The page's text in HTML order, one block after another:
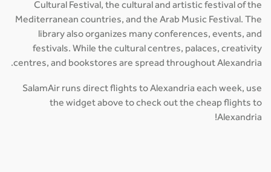
Cultural Festival, the cultural and artistic festival of the
Mediterranean countries, and the Arab Music Festival. The
library also organizes many conferences, events, and
festivals. While the cultural centres, palaces, creativity
centres, and bookstores are spread throughout Alexandria.
SalamAir runs direct flights to Alexandria each week, use
the widget above to check out the cheap flights to
Alexandria!